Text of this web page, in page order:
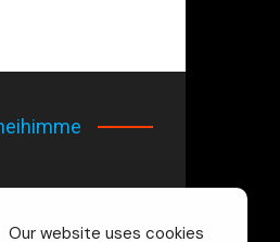
Our website uses cookies